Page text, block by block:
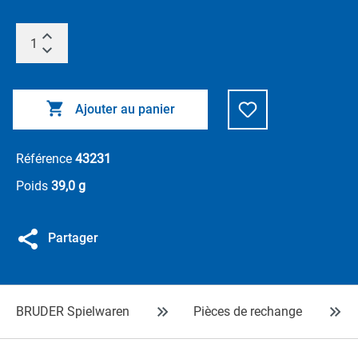
Ajouter au panier
Référence 43231
Poids 39,0 g
Partager
BRUDER Spielwaren Pièces de rechange